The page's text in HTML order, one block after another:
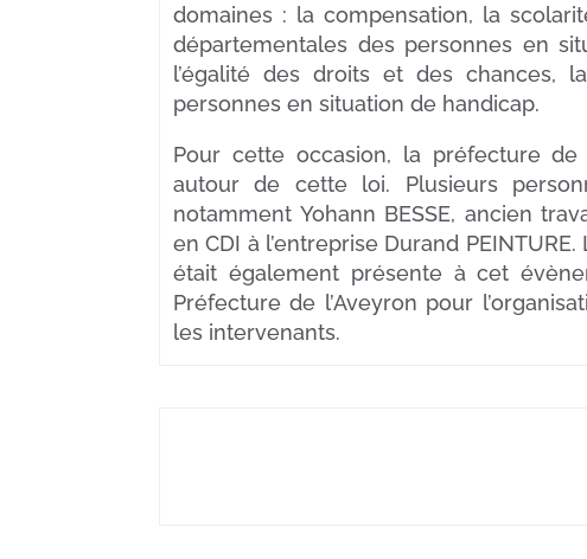
domaines : la compensation, la
départementales des personnes en
l’égalité des droits et des chances,
personnes en situation de handicap.
Pour cette occasion, la préfecture
autour de cette loi. Plusieurs
notamment Yohann BESSE, ancien
en CDI à l’entreprise Durand
était également présente à cet
Préfecture de l’Aveyron pour
les intervenants.